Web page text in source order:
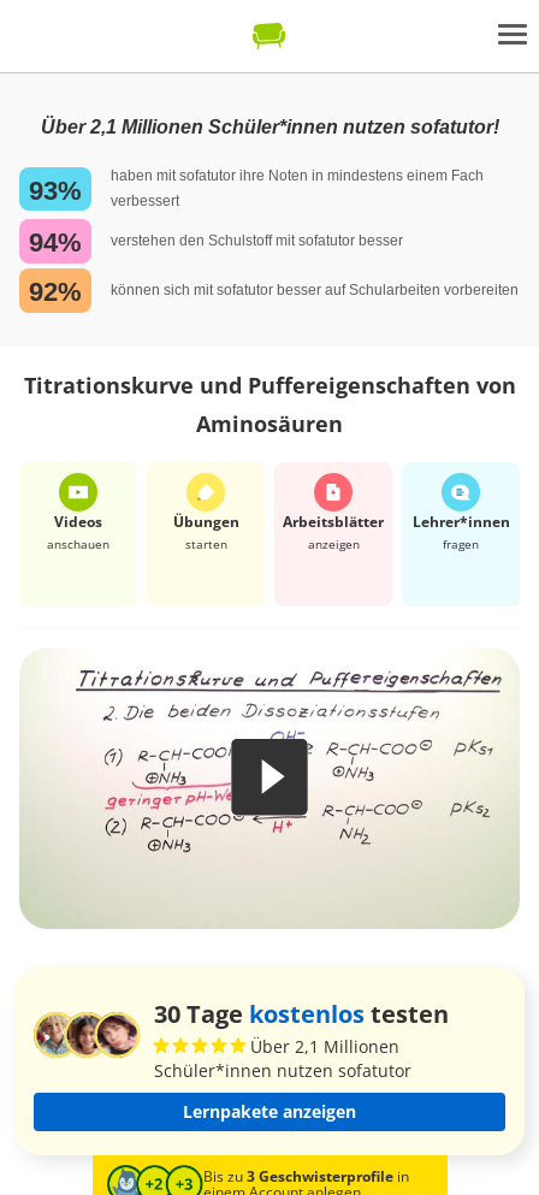
Über 2,1 Millionen Schüler*innen nutzen sofatutor!
93%
haben mit sofatutor ihre Noten in mindestens einem Fach
verbessert
94% verstehen den Schulstoff mit sofatutor besser
92% können sich mit sofatutor besser auf Schularbeiten vorbereiten
Titrationskurve und Puffereigenschaften von
Aminosäuren
Videos
anschauen
Übungen
starten
Arbeits­blätter
anzeigen
Lehrer*​innen
fragen
30 Tage kostenlostesten
Über 2,1 Millionen
Schüler*innen nutzen sofatutor
Lernpakete anzeigen
Bis zu3 Geschwisterprofilein